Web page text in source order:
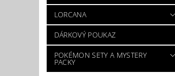
LORCANA
DÁRKOVÝ POUKAZ
POKÉMON SETY A MYSTERY
PACKY